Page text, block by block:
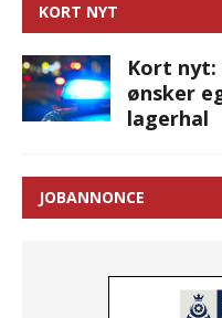
KORT NYT
Kort nyt:
ønsker
lagerhal
JOBANNONCE